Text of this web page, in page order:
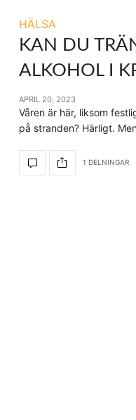
HÄLSA
KAN DU
ALKOHOL I
APRIL 20, 2023
Våren är här, liksom
på stranden? Härligt.
1 DELNINGAR